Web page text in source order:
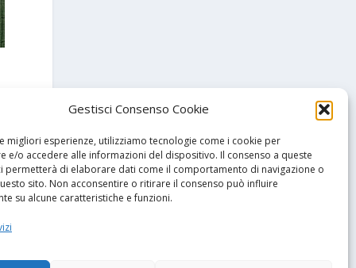
Gestisci Consenso Cookie
migliori esperienze, utilizziamo tecnologie come i cookie per
e/o accedere alle informazioni del dispositivo. Il consenso a queste
permetterà di elaborare dati come il comportamento di navigazione o
sito. Non acconsentire o ritirare il consenso può influire
su alcune caratteristiche e funzioni.
i felsinei